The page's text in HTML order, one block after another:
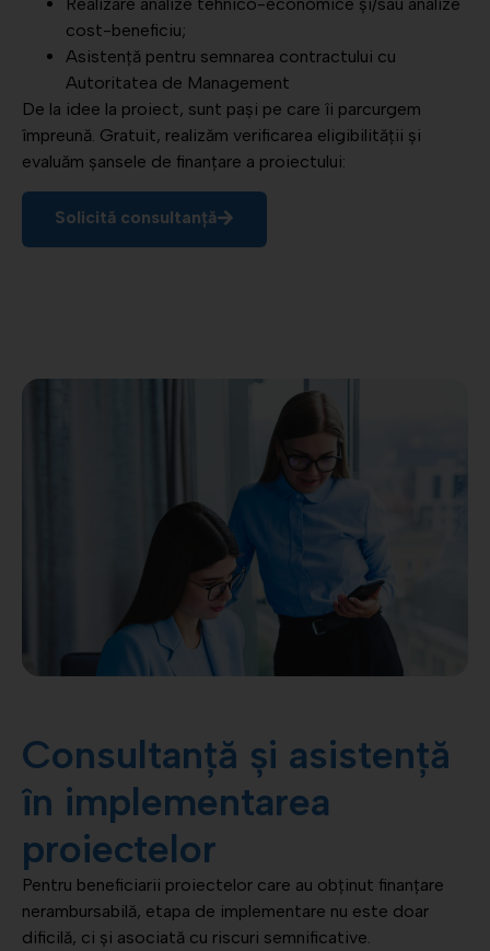
Realizare analize tehnico-economice și/sau analize
cost-beneficiu;
Asistență pentru semnarea contractului cu
Autoritatea de Management
De la idee la proiect, sunt pași pe care îi parcurgem
împreună. Gratuit, realizăm verificarea eligibilității și
evaluăm șansele de finanțare a proiectului:
Solicită consultanță
Consultanță și asistență
în implementarea
proiectelor
Pentru beneficiarii proiectelor care au obținut finanțare
nerambursabilă, etapa de implementare nu este doar
dificilă, ci și asociată cu riscuri semnificative.